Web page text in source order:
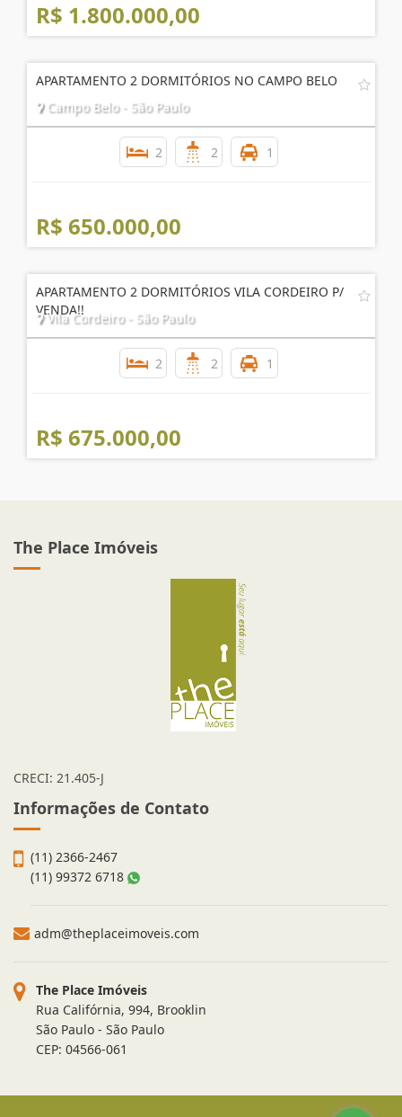
2
R$ 1.800.000,00
APARTAMENTO 2 DORMITÓRIOS NO CAMPO BELO
2
R$ 650.000,00
APARTAMENTO 2 DORMITÓRIOS VILA CORDEIRO P/
2
CRECI: 21.405-J
(11) 2366-2467
(11) 99372 6718
adm@theplaceimoveis.com